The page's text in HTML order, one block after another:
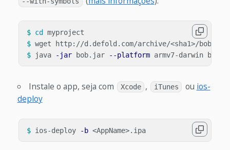
$ cd
$
$
java -jar bob.jar --platform armv7-darwin
Instale o app, seja com Xcode , iTunes ou ios-
deploy
$ ios-deploy -b